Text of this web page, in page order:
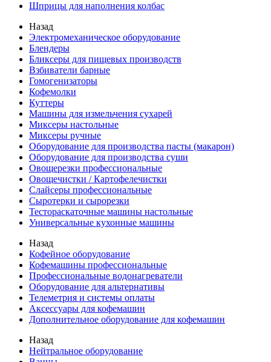
Шприцы для наполнения колбас
Назад
Электромеханическое оборудование
Блендеры
Бликсеры для пищевых производств
Взбиватели барные
Гомогенизаторы
Кофемолки
Куттеры
Машины для измельчения сухарей
Миксеры настольные
Миксеры ручные
Оборудование для производства пасты (макарон)
Оборудование для производства суши
Овощерезки профессиональные
Овощечистки / Картофелечистки
Слайсеры профессиональные
Сыротерки и сырорезки
Тестораскаточные машины настольные
Универсальные кухонные машины
Назад
Кофейное оборудование
Кофемашины профессиональные
Профессиональные водонагреватели
Оборудование для альтернативы
Телеметрия и системы оплаты
Аксессуары для кофемашин
Дополнительное оборудование для кофемашин
Назад
Нейтральное оборудование